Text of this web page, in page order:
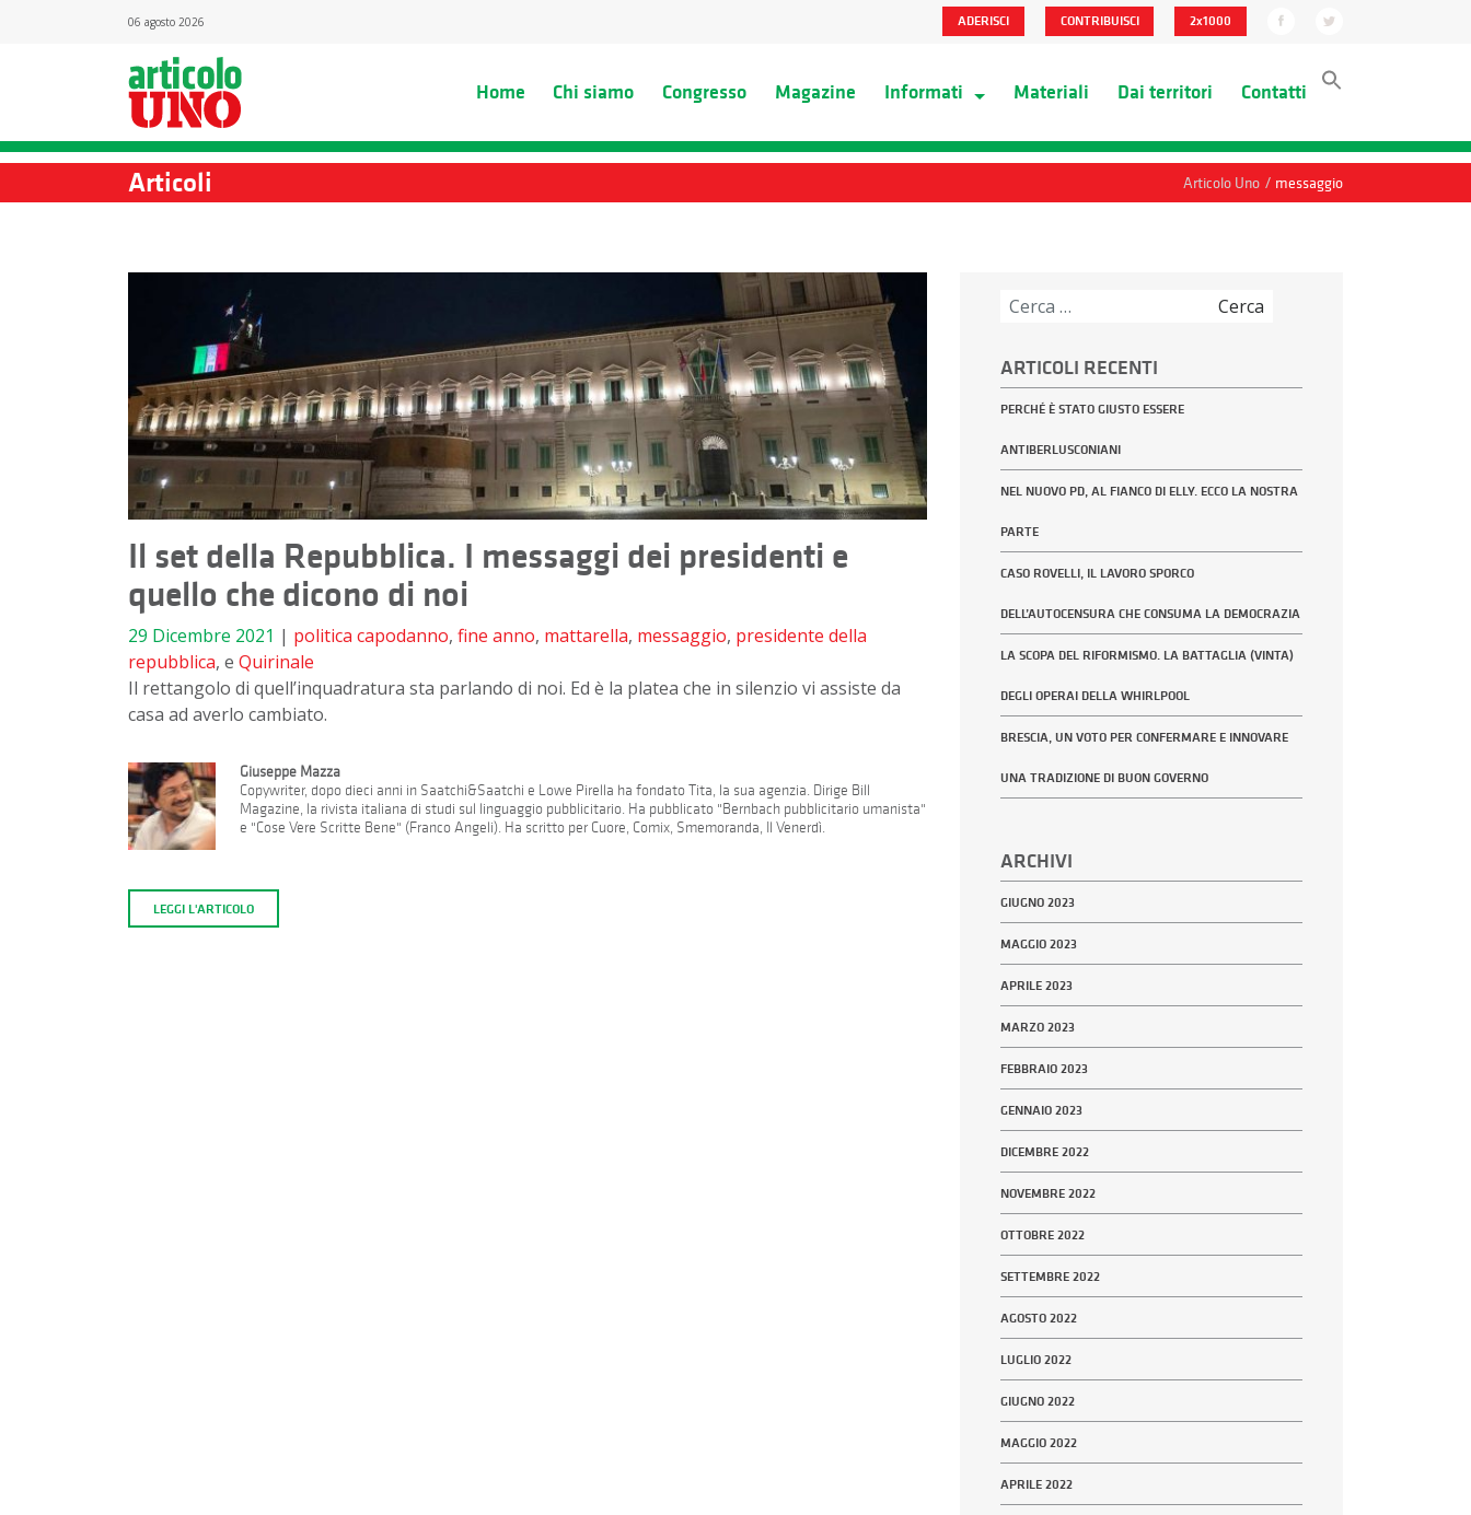
06 agosto 2026 ADERISCI CONTRIBUISCI 2x1000
Home Chi siamo Congresso Magazine Informati Materiali Dai territori Contatti
Articoli Articolo Uno / messaggio
Il set della Repubblica. I messaggi dei presidenti e
quello che dicono di noi
29 Dicembre 2021 | politica capodanno, fine anno, mattarella, messaggio, presidente della
repubblica, e Quirinale
Il rettangolo di quell’inquadratura sta parlando di noi. Ed è la platea che in silenzio vi assiste da
casa ad averlo cambiato.
Giuseppe Mazza
Copywriter, dopo dieci anni in Saatchi&Saatchi e Lowe Pirella ha fondato Tita, la sua agenzia. Dirige Bill
Magazine, la rivista italiana di studi sul linguaggio pubblicitario. Ha pubblicato "Bernbach pubblicitario umanista"
e "Cose Vere Scritte Bene" (Franco Angeli). Ha scritto per Cuore, Comix, Smemoranda, Il Venerdì.
LEGGI L'ARTICOLO
ARTICOLI RECENTI
PERCHÉ È STATO GIUSTO ESSERE
ANTIBERLUSCONIANI
NEL NUOVO PD, AL FIANCO DI ELLY. ECCO LA NOSTRA
PARTE
CASO ROVELLI, IL LAVORO SPORCO
DELL’AUTOCENSURA CHE CONSUMA LA DEMOCRAZIA
LA SCOPA DEL RIFORMISMO. LA BATTAGLIA (VINTA)
DEGLI OPERAI DELLA WHIRLPOOL
BRESCIA, UN VOTO PER CONFERMARE E INNOVARE
UNA TRADIZIONE DI BUON GOVERNO
ARCHIVI
GIUGNO 2023
MAGGIO 2023
APRILE 2023
MARZO 2023
FEBBRAIO 2023
GENNAIO 2023
DICEMBRE 2022
NOVEMBRE 2022
OTTOBRE 2022
SETTEMBRE 2022
AGOSTO 2022
LUGLIO 2022
GIUGNO 2022
MAGGIO 2022
APRILE 2022